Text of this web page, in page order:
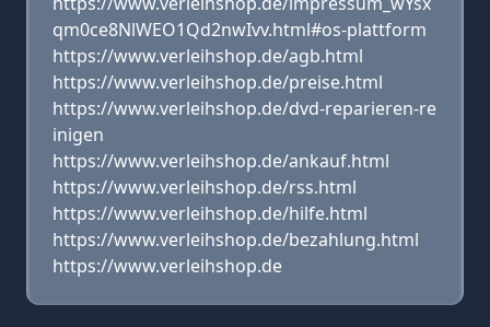
qm0ce8NlWEO1Qd2nwIvv.html#os-plattform
https://www.verleihshop.de/agb.html
https://www.verleihshop.de/preise.html
https://www.verleihshop.de/dvd-reparieren-re
inigen
https://www.verleihshop.de/ankauf.html
https://www.verleihshop.de/rss.html
https://www.verleihshop.de/hilfe.html
https://www.verleihshop.de/bezahlung.html
https://www.verleihshop.de